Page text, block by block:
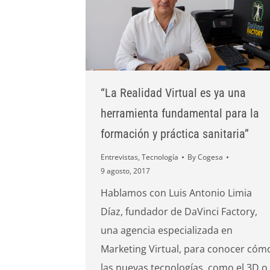
“La Realidad Virtual es ya una
herramienta fundamental para la
formación y práctica sanitaria”
Entrevistas, Tecnología ByCogesa
9 agosto, 2017
Hablamos con Luis Antonio Limia
Díaz, fundador de DaVinci Factory,
una agencia especializada en
Marketing Virtual, para conocer